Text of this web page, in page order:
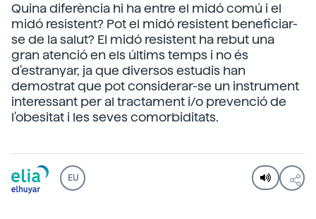
Quina diferència hi ha entre el midó comú i el
midó resistent? Pot el midó resistent beneficiar-
se de la salut? El midó resistent ha rebut una
gran atenció en els últims temps i no és
d'estranyar, ja que diversos estudis han
demostrat que pot considerar-se un instrument
interessant per al tractament i/o prevenció de
l'obesitat i les seves comorbiditats.
EU